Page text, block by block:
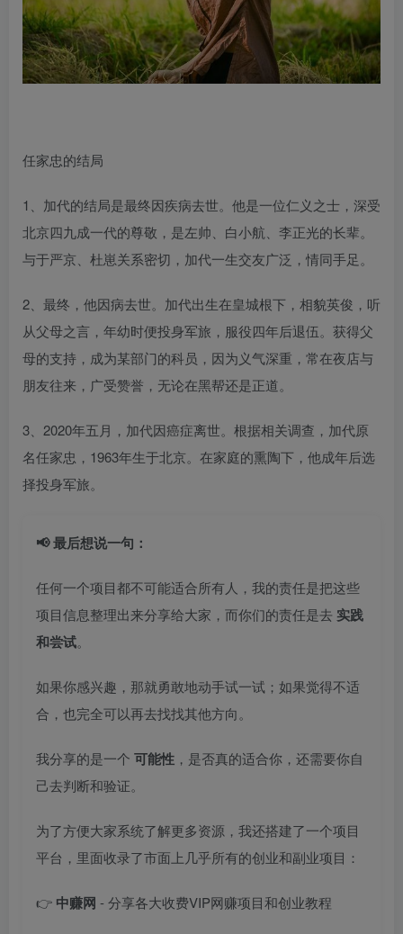
任家忠的结局
1、加代的结局是最终因疾病去世。他是一位仁义之士，深受
北京四九成一代的尊敬，是左帅、白小航、李正光的长辈。
与于严京、杜崽关系密切，加代一生交友广泛，情同手足。
2、最终，他因病去世。加代出生在皇城根下，相貌英俊，听
从父母之言，年幼时便投身军旅，服役四年后退伍。获得父
母的支持，成为某部门的科员，因为义气深重，常在夜店与
朋友往来，广受赞誉，无论在黑帮还是正道。
3、2020年五月，加代因癌症离世。根据相关调查，加代原
名任家忠，1963年生于北京。在家庭的熏陶下，他成年后选
择投身军旅。
📢 最后想说一句：
任何一个项目都不可能适合所有人，我的责任是把这些
项目信息整理出来分享给大家，而你们的责任是去 实践
和尝试。
如果你感兴趣，那就勇敢地动手试一试；如果觉得不适
合，也完全可以再去找找其他方向。
我分享的是一个 可能性 ，是否真的适合你，还需要你自
己去判断和验证。
为了方便大家系统了解更多资源，我还搭建了一个项目
平台，里面收录了市面上几乎所有的创业和副业项目：
👉 中赚网 - 分享各大收费VIP网赚项目和创业教程